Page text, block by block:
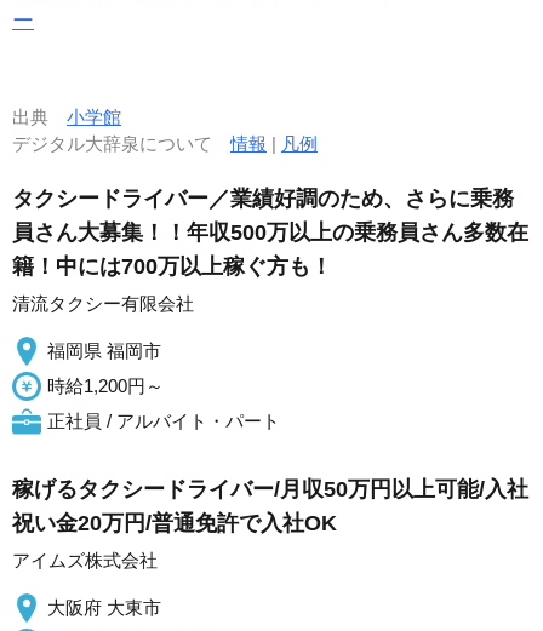
ー
出典 小学館
デジタル大辞泉について情報 | 凡例
タクシードライバー／業績好調のため、さらに乗務
員さん大募集！！年収500万以上の乗務員さん多数在
籍！中には700万以上稼ぐ方も！
清流タクシー有限会社
福岡県 福岡市
時給1,200円～
正社員 / アルバイト・パート
稼げるタクシードライバー/月収50万円以上可能/入社
祝い金20万円/普通免許で入社OK
アイムズ株式会社
大阪府 大東市